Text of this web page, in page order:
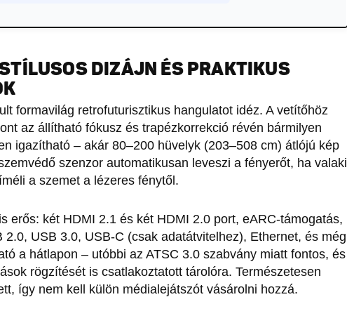
DIZÁJN ÉS PRAKTIKUS
formavilág retrofuturisztikus hangulatot idéz. A vetítőhöz
az állítható fókusz és trapézkorrekció révén bármilyen
igazítható – akár 80–200 hüvelyk (203–508 cm) átlójú kép
szenzor automatikusan leveszi a fényerőt, ha valaki
a szemet a lézeres fénytől.
erős: két HDMI 2.1 és két HDMI 2.0 port, eARC-támogatás,
2.0, USB 3.0, USB‑C (csak adatátvitelhez), Ethernet, és még
a hátlapon – utóbbi az ATSC 3.0 szabvány miatt fontos, és
rögzítését is csatlakoztatott tárolóra. Természetesen
így nem kell külön médialejátszót vásárolni hozzá.